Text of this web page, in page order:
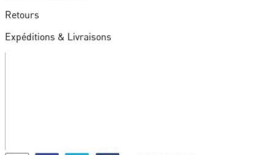
Retours
Expéditions & Livraisons